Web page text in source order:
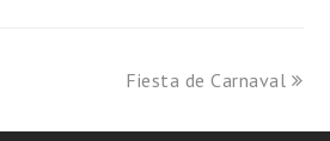
Fiesta de Carnaval